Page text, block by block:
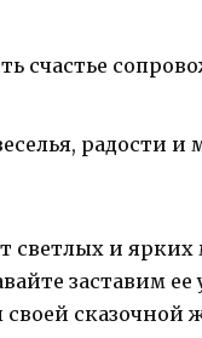
счастье
радости
светлых и
заставим ее
своей сказочной